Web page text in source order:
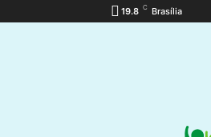
19.8 C Brasília